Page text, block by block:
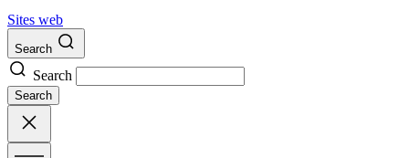
Sites web
Search
Search
Search